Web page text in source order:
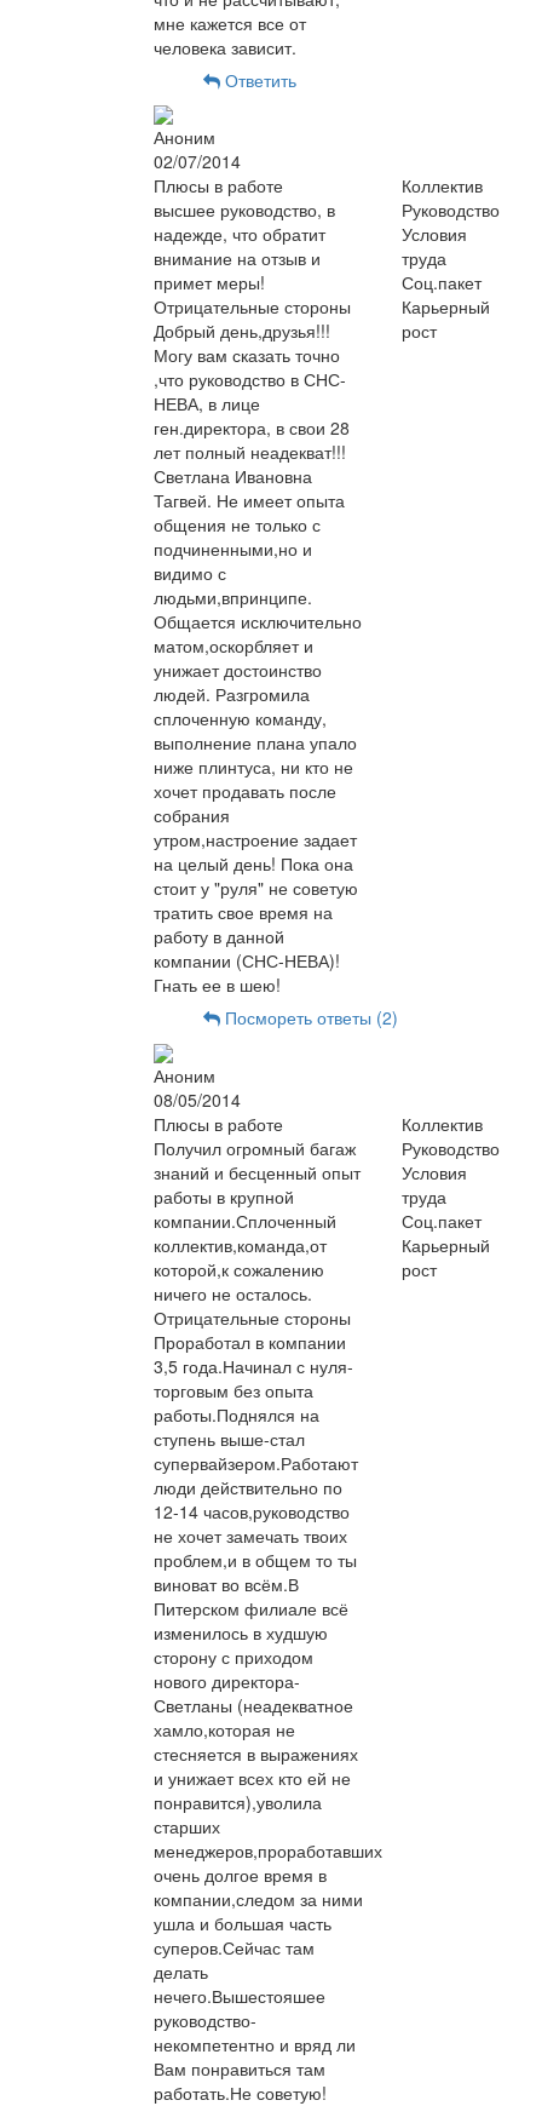
мне кажется все от
человека зависит.
Ответить
Аноним
02/07/2014
Плюсы в работе
высшее руководство, в
надежде, что обратит
внимание на отзыв и
примет меры!
Отрицательные стороны
Добрый день,друзья!!!
Могу вам сказать точно
,что руководство в СНС-
НЕВА, в лице
ген.директора, в свои 28
лет полный неадекват!!!
Светлана Ивановна
Тагвей. Не имеет опыта
общения не только с
подчиненными,но и
видимо с
людьми,впринципе.
Общается исключительно
матом,оскорбляет и
унижает достоинство
людей. Разгромила
сплоченную команду,
выполнение плана упало
ниже плинтуса, ни кто не
хочет продавать после
собрания
утром,настроение задает
на целый день! Пока она
стоит у "руля" не советую
тратить свое время на
работу в данной
компании (СНС-НЕВА)!
Гнать ее в шею!
Коллектив
Руководство
Условия
труда
Соц.пакет
Карьерный
рост
Посмореть ответы (2)
Аноним
08/05/2014
Плюсы в работе
Получил огромный багаж
знаний и бесценный опыт
работы в крупной
компании.Сплоченный
коллектив,команда,от
которой,к сожалению
ничего не осталось.
Отрицательные стороны
Проработал в компании
3,5 года.Начинал с нуля-
торговым без опыта
работы.Поднялся на
ступень выше-стал
супервайзером.Работают
люди действительно по
12-14 часов,руководство
не хочет замечать твоих
проблем,и в общем то ты
виноват во всём.В
Питерском филиале всё
изменилось в худшую
сторону с приходом
нового директора-
Светланы (неадекватное
хамло,которая не
стесняется в выражениях
и унижает всех кто ей не
понравится),уволила
старших
менеджеров,проработавших
очень долгое время в
компании,следом за ними
ушла и большая часть
суперов.Сейчас там
делать
нечего.Вышестояшее
руководство-
некомпетентно и вряд ли
Вам понравиться там
работать.Не советую!
Коллектив
Руководство
Условия
труда
Соц.пакет
Карьерный
рост